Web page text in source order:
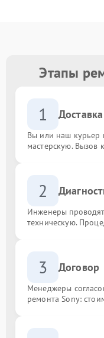
Этапы
1 Доставка
Вы или наш курьер
мастерскую. Вызов
2
Инженеры
техническую.
3 Договор
Менеджеры
ремонта Sony: